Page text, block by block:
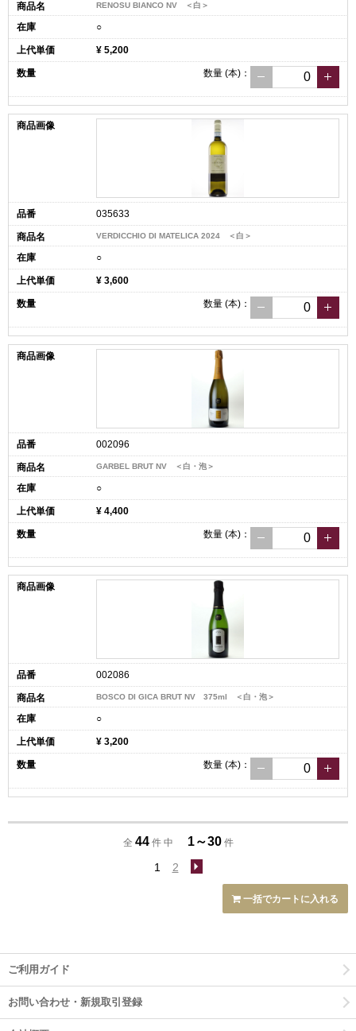
RENOSU BIANCO NV ＜白＞
○
¥ 5,200
数量 (本) ：
035633
VERDICCHIO DI MATELICA 2024 ＜白＞
○
¥ 3,600
数量 (本) ：
002096
GARBEL BRUT NV ＜白・泡＞
○
¥ 4,400
数量 (本) ：
002086
BOSCO DI GICA BRUT NV 375ml ＜白・泡＞
○
¥ 3,200
数量 (本) ：
全 44 件 中 1～30 件
1 2
一括でカートに入れる
ご利用ガイド
お問い合わせ・新規取引登録